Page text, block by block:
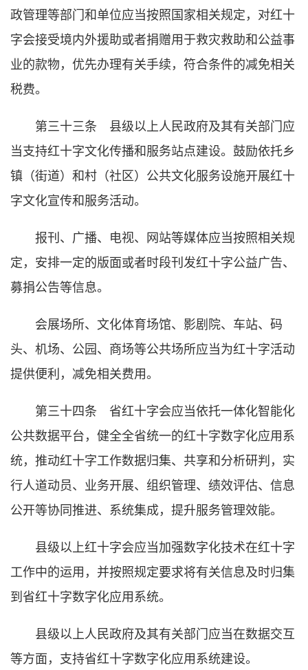
政管理等部门和单位应当按照国家相关规定，对红十
字会接受境内外援助或者捐赠用于救灾救助和公益事
业的款物，优先办理有关手续，符合条件的减免相关
税费。
第三十三条 县级以上人民政府及其有关部门应
当支持红十字文化传播和服务站点建设。鼓励依托乡
镇（街道）和村（社区）公共文化服务设施开展红十
字文化宣传和服务活动。
报刊、广播、电视、网站等媒体应当按照相关规
定，安排一定的版面或者时段刊发红十字公益广告、
募捐公告等信息。
会展场所、文化体育场馆、影剧院、车站、码
头、机场、公园、商场等公共场所应当为红十字活动
提供便利，减免相关费用。
第三十四条 省红十字会应当依托一体化智能化
公共数据平台，健全全省统一的红十字数字化应用系
统，推动红十字工作数据归集、共享和分析研判，实
行人道动员、业务开展、组织管理、绩效评估、信息
公开等协同推进、系统集成，提升服务管理效能。
县级以上红十字会应当加强数字化技术在红十字
工作中的运用，并按照规定要求将有关信息及时归集
到省红十字数字化应用系统。
县级以上人民政府及其有关部门应当在数据交互
等方面，支持省红十字数字化应用系统建设。